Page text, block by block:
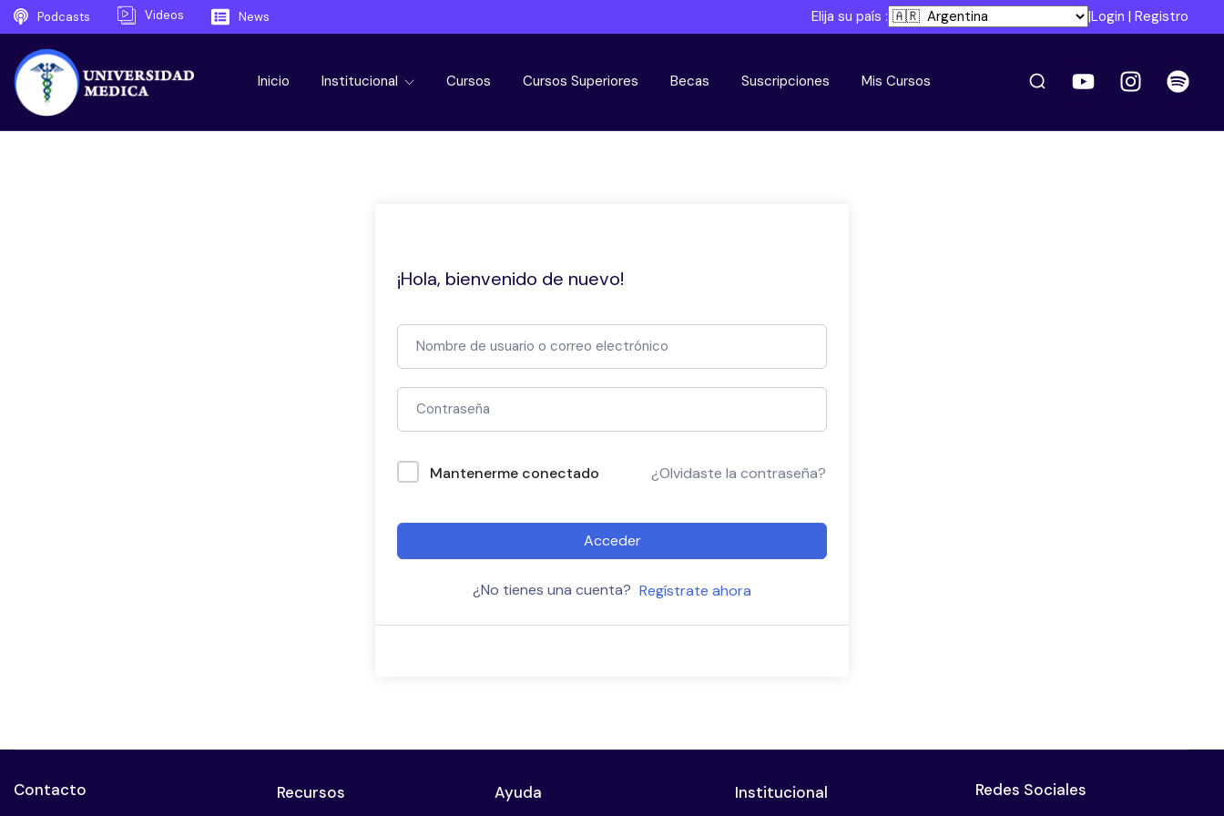
Podcasts Videos News Elija su país : |Login | Registro
Inicio Institucional Cursos Cursos Superiores Becas Suscripciones Mis Cursos
¡Hola, bienvenido de nuevo!
Mantenerme conectado ¿Olvidaste la contraseña?
Acceder
¿No tienes una cuenta? Regístrate ahora
Contacto Recursos Ayuda Institucional Redes Sociales